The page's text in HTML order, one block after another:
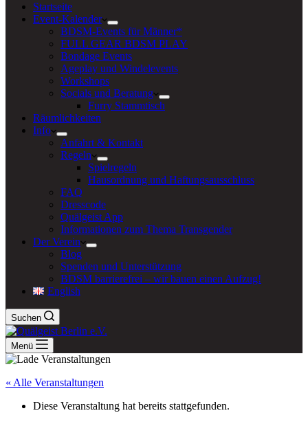
Startseite
Event-Kalender
BDSM-Events für Männer*
FULL GEAR BDSM PLAY
Bondage Events
Ageplay und Windelevents
Workshops
Socials und Beratung
Furry Stammtisch
Räumlichkeiten
Info
Anfahrt & Kontakt
Regeln
Spielregeln
Hausordnung und Haftungsausschluss
FAQ
Dresscode
Quälgeist App
Informationen zum Thema Transgender
Der Verein
Blog
Spenden und Unterstützung
BDSM barrierefrei – wir bauen einen Aufzug!
English
Suchen
Menü
« Alle Veranstaltungen
Diese Veranstaltung hat bereits stattgefunden.